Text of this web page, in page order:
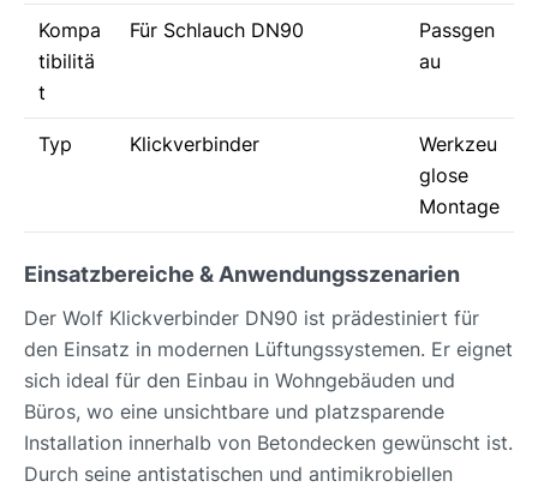
Kompa
tibilitä
t
Für Schlauch DN90
Passgen
au
Typ Klickverbinder
Werkzeu
glose
Montage
Einsatzbereiche & Anwendungsszenarien
Der Wolf Klickverbinder DN90 ist prädestiniert für
den Einsatz in modernen Lüftungssystemen. Er eignet
sich ideal für den Einbau in Wohngebäuden und
Büros, wo eine unsichtbare und platzsparende
Installation innerhalb von Betondecken gewünscht ist.
Durch seine antistatischen und antimikrobiellen